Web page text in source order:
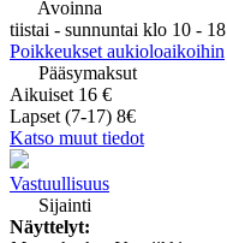
Avoinna
tiistai - sunnuntai klo 10 - 18
Poikkeukset aukioloaikoihin
Pääsymaksut
Aikuiset 16 €
Lapset (7-17) 8€
Katso muut tiedot
Vastuullisuus
Sijainti
Näyttelyt: